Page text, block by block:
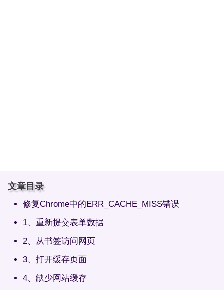
文章目录
修复Chrome中的ERR_CACHE_MISS错误
1、重新提交表单数据
2、从书签访问网页
3、打开缓存页面
4、缺少网站缓存